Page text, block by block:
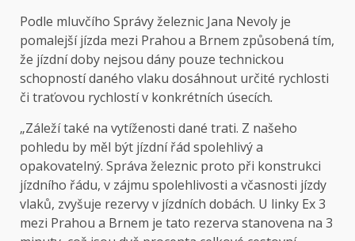
Podle mluvčího Správy železnic Jana Nevoly je
pomalejší jízda mezi Prahou a Brnem způsobená tím,
že jízdní doby nejsou dány pouze technickou
schopností daného vlaku dosáhnout určité rychlosti
či traťovou rychlostí v konkrétních úsecích.
„Záleží také na vytíženosti dané trati. Z našeho
pohledu by měl být jízdní řád spolehlivý a
opakovatelný. Správa železnic proto při konstrukci
jízdního řádu, v zájmu spolehlivosti a včasnosti jízdy
vlaků, zvyšuje rezervy v jízdních dobách. U linky Ex 3
mezi Prahou a Brnem je tato rezerva stanovena na 3